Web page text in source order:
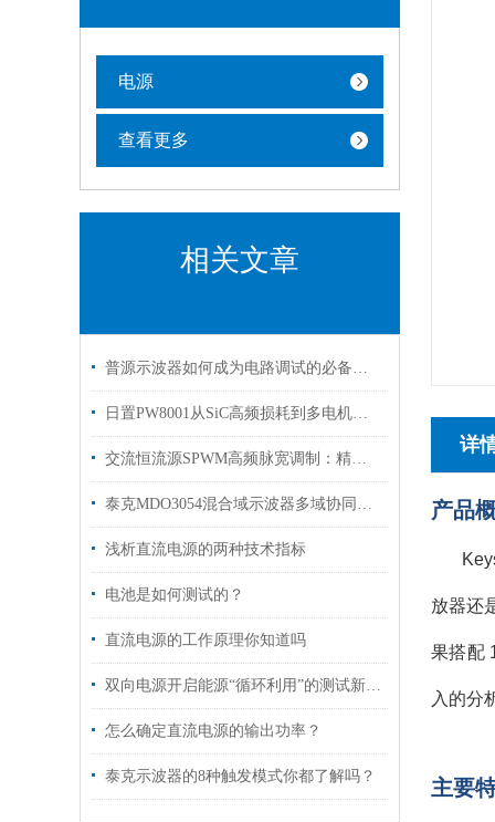
电源
查看更多
相关文章
普源示波器如何成为电路调试的必备神器？
日置PW8001从SiC高频损耗到多电机系统的“精密测量中枢”
交流恒流源SPWM高频脉宽调制：精准控流与高效能转换的技术突破
泰克MDO3054混合域示波器多域协同的调试全能王
浅析直流电源的两种技术指标
电池是如何测试的？
直流电源的工作原理你知道吗
双向电源开启能源“循环利用”的测试新纪元
怎么确定直流电源的输出功率？
泰克示波器的8种触发模式你都了解吗？
详
产品
放器还
果搭配
入的分
主要